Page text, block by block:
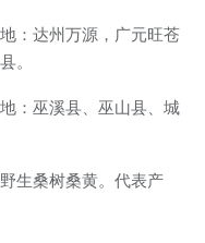
：达州万源，广元旺苍
。
：巫溪县、巫山县、城
生桑树桑黄。代表产